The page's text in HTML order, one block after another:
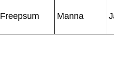
Freepsum Manna